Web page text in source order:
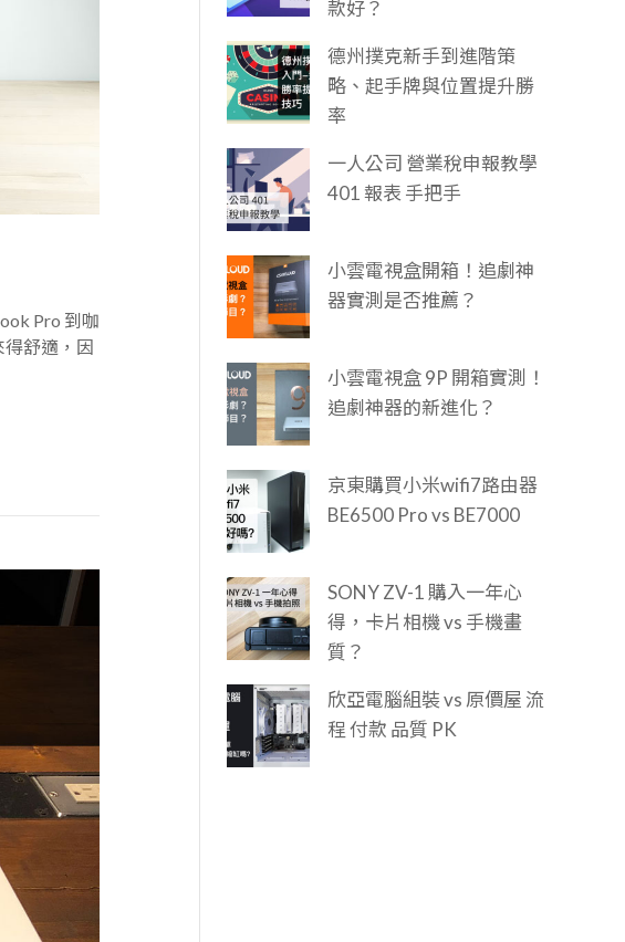
Pro 到咖
得舒適，因
款好？
德州撲克新手到進階策
略、起手牌與位置提升勝
率
一人公司 營業稅申報教學
401 報表 手把手
小雲電視盒開箱！追劇神
器實測是否推薦？
小雲電視盒 9P 開箱實測！
追劇神器的新進化？
京東購買小米wifi7路由器
BE6500 Pro vs BE7000
SONY ZV-1 購入一年心
得，卡片相機 vs 手機畫
質？
欣亞電腦組裝 vs 原價屋 流
程 付款 品質 PK